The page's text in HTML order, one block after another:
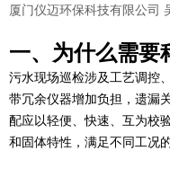
厦门仪迈环保科技有限公司
一、为什么需要
污水现场巡检涉及工艺调控
带冗余仪器增加负担，遗漏
配应以轻便、快速、互为校
和固体特性，满足不同工况